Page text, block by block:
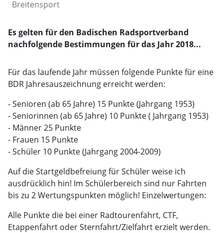
Breitensport
Es gelten für den Badischen Radsportverband
nachfolgende Bestimmungen für das Jahr 2018...
Für das laufende Jahr müssen folgende Punkte für eine
BDR Jahresauszeichnung erreicht werden:
- Senioren (ab 65 Jahre) 15 Punkte (Jahrgang 1953)
- Seniorinnen (ab 65 Jahre) 10 Punkte ( Jahrgang 1953)
- Männer 25 Punkte
- Frauen 15 Punkte
- Schüler 10 Punkte (Jahrgang 2004-2009)
Auf die Startgeldbefreiung für Schüler weise ich
ausdrücklich hin! Im Schülerbereich sind nur Fahrten
bis zu 2 Wertungspunkten möglich! Einzelwertungen:
Alle Punkte die bei einer Radtourenfahrt, CTF,
Etappenfahrt oder Sternfahrt/Zielfahrt erzielt werden.